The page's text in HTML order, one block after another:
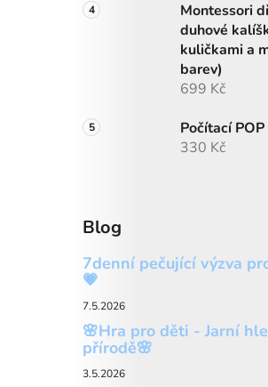
Montessori
duhové
kuličkami a
barev)
699 Kč
Počítací
330 Kč
Blog
7denní pečující výzva
💗
7.5.2026
🌸Hra pro děti - Jarní
přírodě🌸
3.5.2026